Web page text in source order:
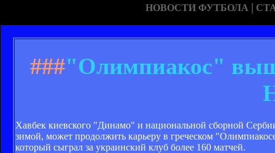
НОВОСТИ ФУТБОЛА |
###"Олимпиакос"
Хавбек киевского "Динамо" и национальной сборной
зимой, может продолжить карьеру в греческом
который сыграл за украинский клуб более 160 матчей.